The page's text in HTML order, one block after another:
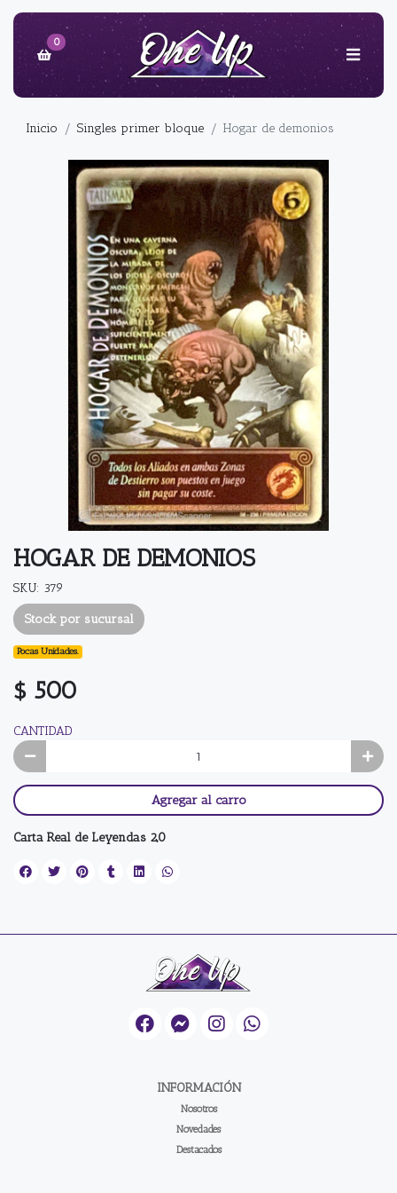
0
Inicio Singles primer bloque Hogar de demonios
HOGAR DE DEMONIOS
SKU: 379
Stock por sucursal
Pocas Unidades.
$ 500
CANTIDAD
Agregar al carro
Carta Real de Leyendas 2,0
INFORMACIÓN
Nosotros
Novedades
Destacados